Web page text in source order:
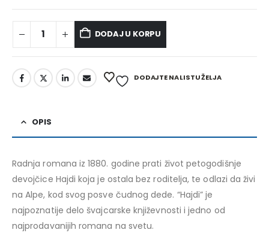
DODAJ U KORPU
Alternative:
DODAJTE NA LISTU ŽELJA
OPIS
Radnja romana iz 1880. godine prati život petogodišnje
devojčice Hajdi koja je ostala bez roditelja, te odlazi da živi
na Alpe, kod svog posve čudnog dede. “Hajdi” je
najpoznatije delo švajcarske književnosti i jedno od
najprodavanijih romana na svetu.